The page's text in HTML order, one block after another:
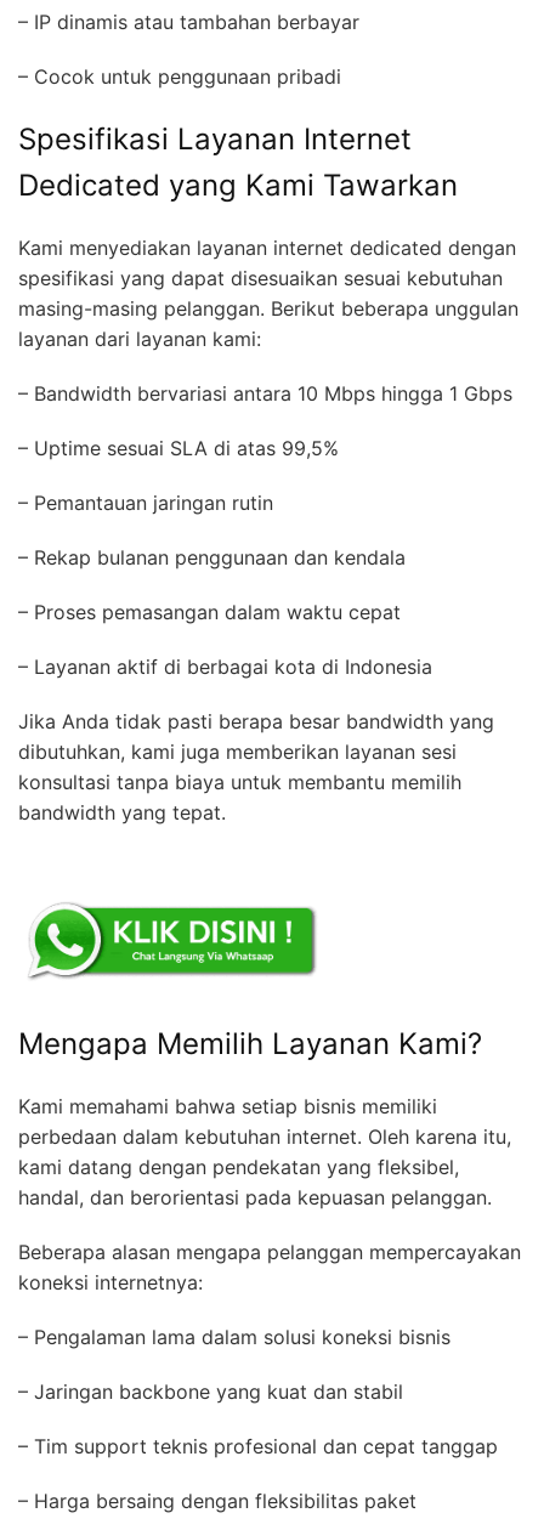
– IP dinamis atau tambahan berbayar
– Cocok untuk penggunaan pribadi
Spesifikasi Layanan Internet
Dedicated yang Kami Tawarkan
Kami menyediakan layanan internet dedicated dengan
spesifikasi yang dapat disesuaikan sesuai kebutuhan
masing-masing pelanggan. Berikut beberapa unggulan
layanan dari layanan kami:
– Bandwidth bervariasi antara 10 Mbps hingga 1 Gbps
– Uptime sesuai SLA di atas 99,5%
– Pemantauan jaringan rutin
– Rekap bulanan penggunaan dan kendala
– Proses pemasangan dalam waktu cepat
– Layanan aktif di berbagai kota di Indonesia
Jika Anda tidak pasti berapa besar bandwidth yang
dibutuhkan, kami juga memberikan layanan sesi
konsultasi tanpa biaya untuk membantu memilih
bandwidth yang tepat.
Mengapa Memilih Layanan Kami?
Kami memahami bahwa setiap bisnis memiliki
perbedaan dalam kebutuhan internet. Oleh karena itu,
kami datang dengan pendekatan yang fleksibel,
handal, dan berorientasi pada kepuasan pelanggan.
Beberapa alasan mengapa pelanggan mempercayakan
koneksi internetnya:
– Pengalaman lama dalam solusi koneksi bisnis
– Jaringan backbone yang kuat dan stabil
– Tim support teknis profesional dan cepat tanggap
– Harga bersaing dengan fleksibilitas paket